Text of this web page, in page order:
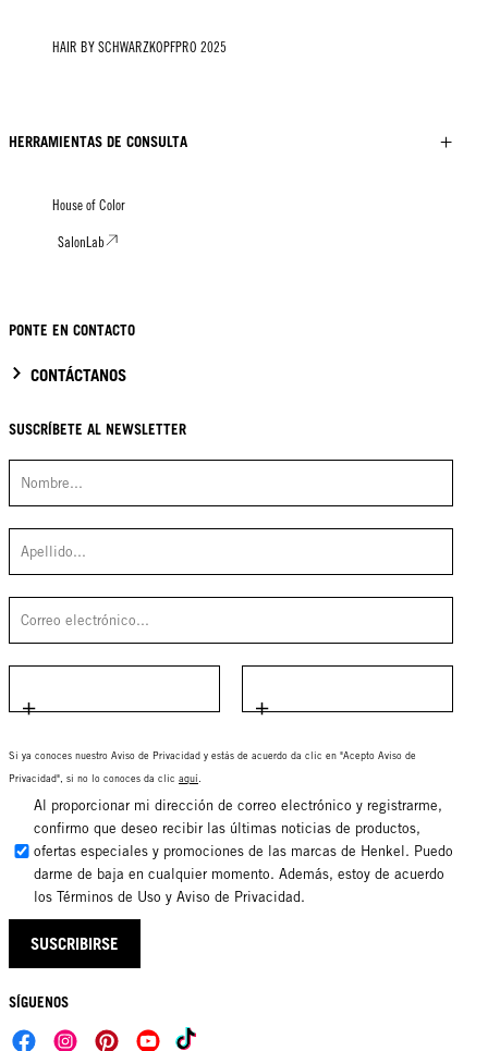
HAIR BY SCHWARZKOPFPRO 2025
HERRAMIENTAS DE CONSULTA
House of Color
SalonLab
PONTE EN CONTACTO
CONTÁCTANOS
SUSCRÍBETE AL NEWSLETTER
Si ya conoces nuestro Aviso de Privacidad y estás de acuerdo da clic en "Acepto Aviso de
Privacidad", si no lo conoces da clic aquí
Al proporcionar mi dirección de correo electrónico y registrarme,
confirmo que deseo recibir las últimas noticias de productos,
ofertas especiales y promociones de las marcas de Henkel. Puedo
darme de baja en cualquier momento. Además, estoy de acuerdo
los Términos de Uso y Aviso de Privacidad.
SUSCRIBIRSE
SÍGUENOS